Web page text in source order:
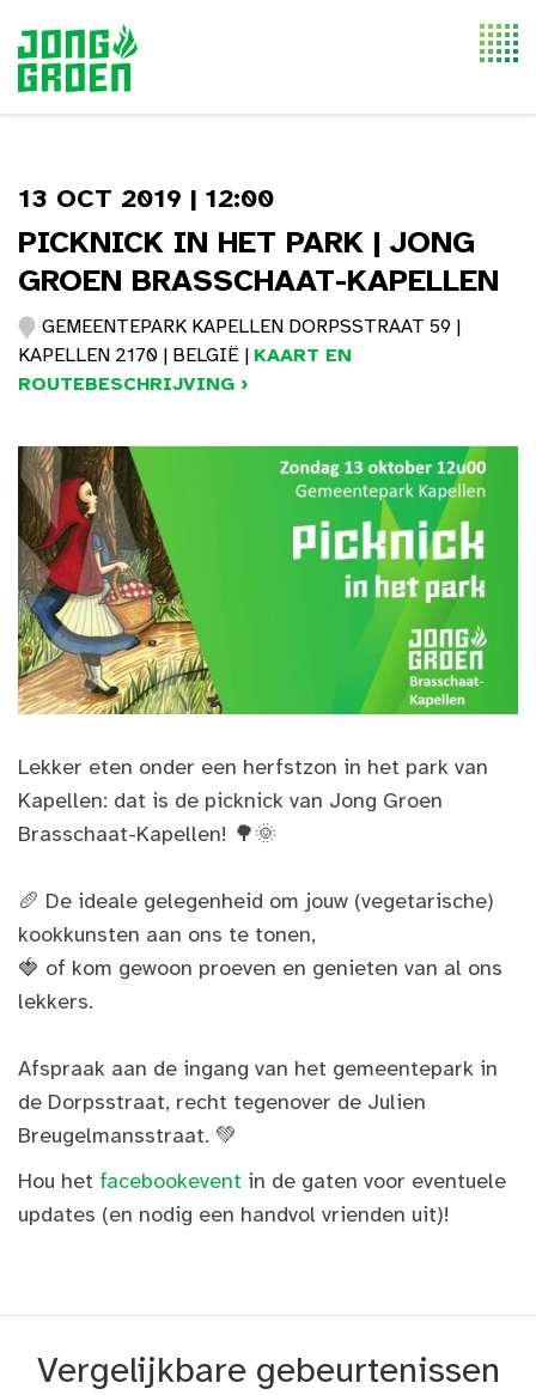
13 OCT 2019 | 12:00
PICKNICK IN HET PARK | JONG
GROEN BRASSCHAAT-KAPELLEN
GEMEENTEPARK KAPELLEN DORPSSTRAAT 59 |
KAPELLEN 2170 | BELGIË | KAART EN
ROUTEBESCHRIJVING ›
Lekker eten onder een herfstzon in het park van
Kapellen: dat is de picknick van Jong Groen
Brasschaat-Kapellen! 🌳🌞
🥖 De ideale gelegenheid om jouw (vegetarische)
kookkunsten aan ons te tonen,
🍓 of kom gewoon proeven en genieten van al ons
lekkers.
Afspraak aan de ingang van het gemeentepark in
de Dorpsstraat, recht tegenover de Julien
Breugelmansstraat. 💚
Hou het facebookevent in de gaten voor eventuele
updates (en nodig een handvol vrienden uit)!
Vergelijkbare gebeurtenissen